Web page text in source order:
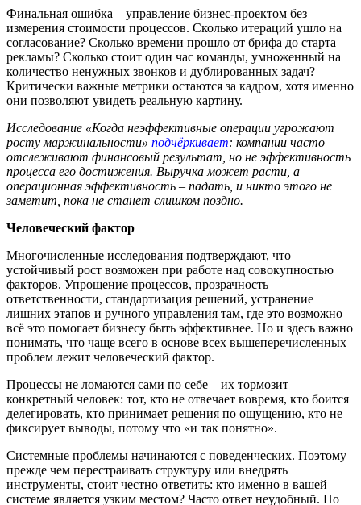
Финальная ошибка – управление бизнес-проектом без
измерения стоимости процессов. Сколько итераций ушло на
согласование? Сколько времени прошло от брифа до старта
рекламы? Сколько стоит один час команды, умноженный на
количество ненужных звонков и дублированных задач?
Критически важные метрики остаются за кадром, хотя именно
они позволяют увидеть реальную картину.
Исследование «Когда неэффективные операции угрожают
росту маржинальности» подчёркивает: компании часто
отслеживают финансовый результат, но не эффективность
процесса его достижения. Выручка может расти, а
операционная эффективность – падать, и никто этого не
заметит, пока не станет слишком поздно.
Человеческий фактор
Многочисленные исследования подтверждают, что
устойчивый рост возможен при работе над совокупностью
факторов. Упрощение процессов, прозрачность
ответственности, стандартизация решений, устранение
лишних этапов и ручного управления там, где это возможно –
всё это помогает бизнесу быть эффективнее. Но и здесь важно
понимать, что чаще всего в основе всех вышеперечисленных
проблем лежит человеческий фактор.
Процессы не ломаются сами по себе – их тормозит
конкретный человек: тот, кто не отвечает вовремя, кто боится
делегировать, кто принимает решения по ощущению, кто не
фиксирует выводы, потому что «и так понятно».
Системные проблемы начинаются с поведенческих. Поэтому
прежде чем перестраивать структуру или внедрять
инструменты, стоит честно ответить: кто именно в вашей
системе является узким местом? Часто ответ неудобный. Но